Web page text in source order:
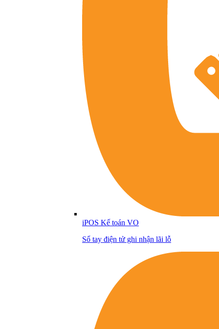
iPOS Kế toán VO
Sổ tay điện tử ghi nhận lãi lỗ